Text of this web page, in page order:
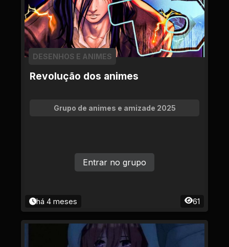
Revolução dos animes
DESENHOS E ANIMES
Grupo de animes e amizade 2025
há 4 meses 61
Entrar no grupo